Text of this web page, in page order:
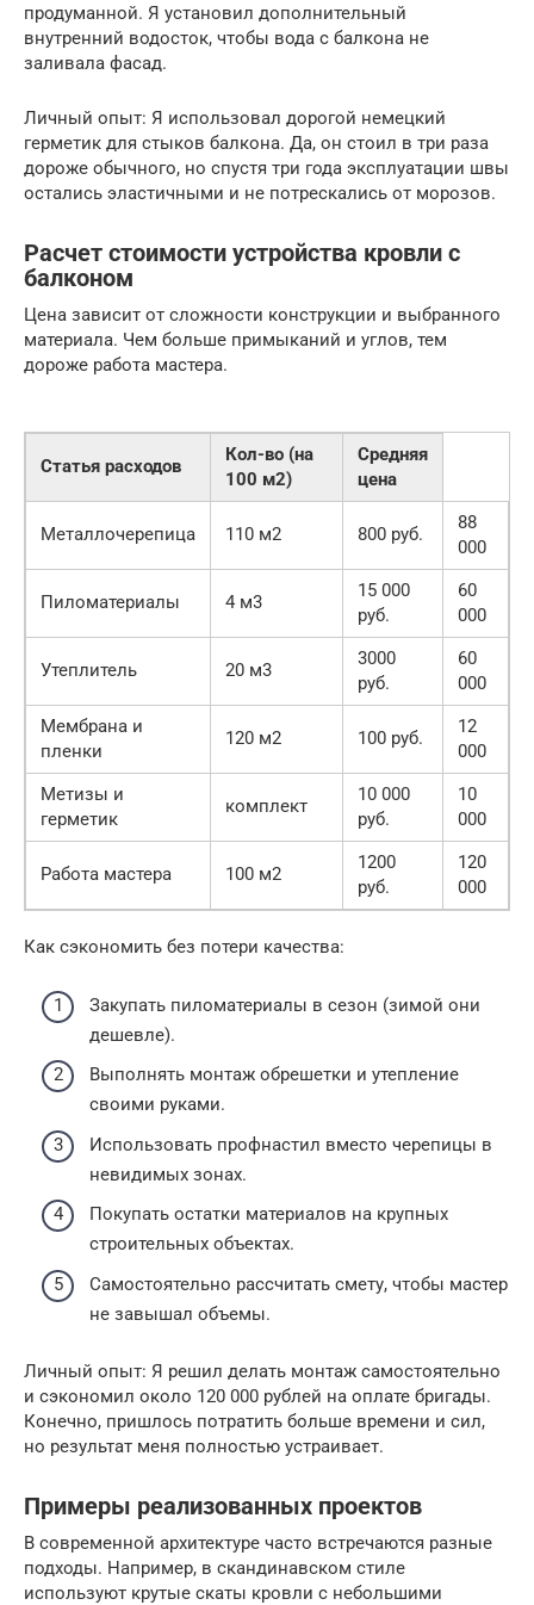
продуманной. Я установил дополнительный
внутренний водосток, чтобы вода с балкона не
заливала фасад.
Личный опыт: Я использовал дорогой немецкий
герметик для стыков балкона. Да, он стоил в три раза
дороже обычного, но спустя три года эксплуатации швы
остались эластичными и не потрескались от морозов.
Расчет стоимости устройства кровли с
балконом
Цена зависит от сложности конструкции и выбранного
материала. Чем больше примыканий и углов, тем
дороже работа мастера.
Статья расходов
Кол-во (на
100 м2)
Средняя
цена
Металлочерепица 110 м2 800 руб.
88
000
Пиломатериалы 4 м3
15 000
руб.
60
000
Утеплитель 20 м3
3000
руб.
60
000
Мембрана и
пленки
120 м2 100 руб.
12
000
Метизы и
герметик
комплект
10 000
руб.
10
000
Работа мастера 100 м2
1200
руб.
120
000
Как сэкономить без потери качества:
Закупать пиломатериалы в сезон (зимой они
дешевле).
Выполнять монтаж обрешетки и утепление
своими руками.
Использовать профнастил вместо черепицы в
невидимых зонах.
Покупать остатки материалов на крупных
строительных объектах.
Самостоятельно рассчитать смету, чтобы мастер
не завышал объемы.
Личный опыт: Я решил делать монтаж самостоятельно
и сэкономил около 120 000 рублей на оплате бригады.
Конечно, пришлось потратить больше времени и сил,
но результат меня полностью устраивает.
Примеры реализованных проектов
В современной архитектуре часто встречаются разные
подходы. Например, в скандинавском стиле
используют крутые скаты кровли с небольшими